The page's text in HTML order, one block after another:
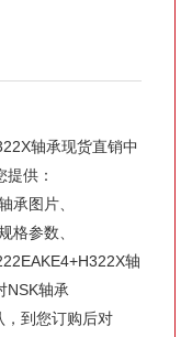
轴承现货直销中
供：
承图片、
格参数、
轴
NSK轴承
，到您订购后对